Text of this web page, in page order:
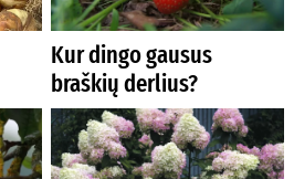
Kur dingo gausus
braškių derlius?